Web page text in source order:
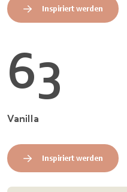
Inspiriert werden
63
Vanilla
Inspiriert werden